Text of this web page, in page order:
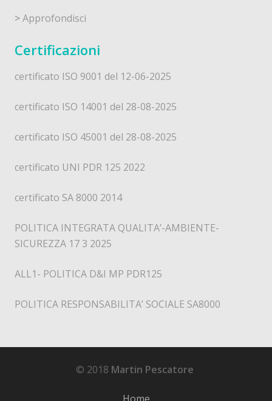
>Approfondisci
Certificazioni
certificato ISO 9001 del 12-06-2025
certificato ISO 14001 del 28-08-2025
certificato ISO 45001 del 28-08-2025
certificato UNI PDR 125 2022
certificato SA 8000 2014
POLITICA INTEGRATA QUALITA’-AMBIENTE-
SICUREZZA 17 3 2025
ALL1- POLITICA D&I MP PDR125
POLITICA RESPONSABILITA’ SOCIALE SA8000
© 2018 Martin Pescatore
Home